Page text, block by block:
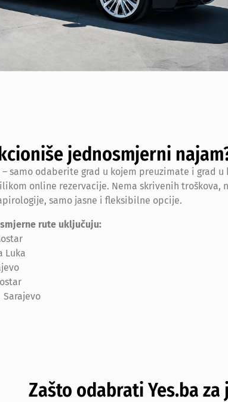
jednosmjerni
samo odaberite grad u kojem preuzimate i grad u
online rezervacije. Nema skrivenih troškova,
samo jasne i fleksibilne opcije.
rute uključuju:
Luka
Zašto odabrati Yes.ba